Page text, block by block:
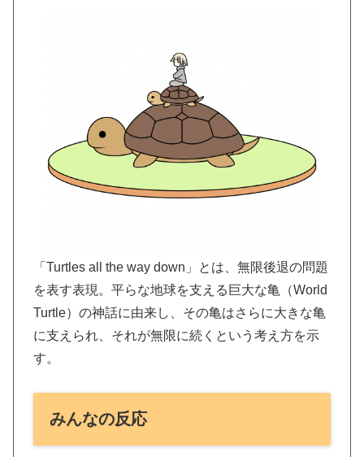
「Turtles all the way down」とは、無限後退の問題
を表す表現。平らな地球を支える巨大な亀（World
Turtle）の神話に由来し、その亀はさらに大きな亀
に支えられ、それが無限に続くという考え方を示
す。
みんなの反応